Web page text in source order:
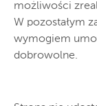
możliwości
W pozostałym
wymogiem
dobrowolne.